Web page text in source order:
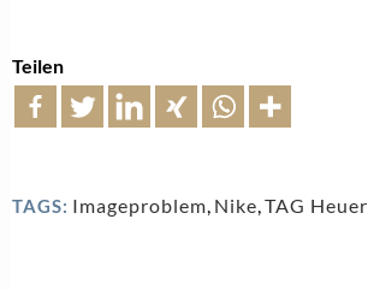
Teilen
TAGS: Imageproblem, Nike,TAG Heuer